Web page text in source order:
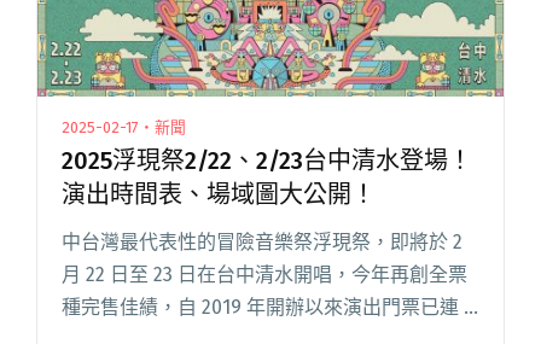
2025-02-17・新聞
2025浮現祭2/22、2/23台中清水登場！
演出時間表、場域圖大公開！
中台灣最代表性的冒險音樂祭浮現祭，即將於 2
月 22 日至 23 日在台中清水開唱，今年再創全票
種完售佳績，自 2019 年開辦以來演出門票已連 5